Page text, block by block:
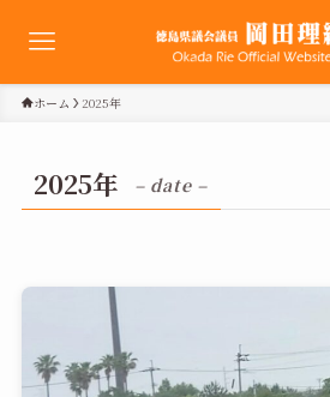
ホーム 2025年
2025年 – date –